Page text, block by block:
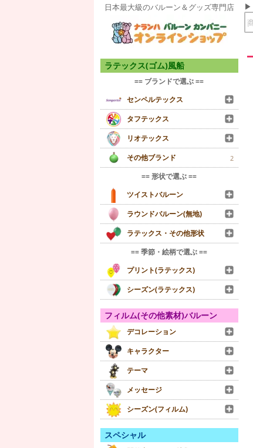
日本最大級のバルーン＆グッズ専門店
ラテックス(ゴム)風船
== ブランドで選ぶ ==
センペルテックス
タフテックス
リオテックス
その他ブランド
2
== 形状で選ぶ ==
ツイストバルーン
ラウンドバルーン(無地)
ラテックス・その他形状
== 季節・絵柄で選ぶ ==
プリント(ラテックス)
シーズン(ラテックス)
フィルム(その他素材)バルーン
デコレーション
キャラクター
テーマ
メッセージ
シーズン(フィルム)
スペシャル